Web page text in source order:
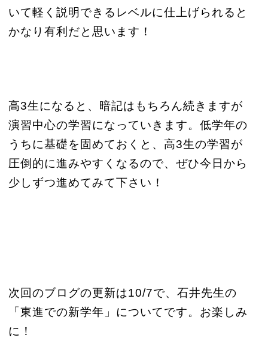
いて軽く説明できるレベルに仕上げられると
かなり有利だと思います！
高3生になると、暗記はもちろん続きますが
演習中心の学習になっていきます。低学年の
うちに基礎を固めておくと、高3生の学習が
圧倒的に進みやすくなるので、ぜひ今日から
少しずつ進めてみて下さい！
次回のブログの更新は10/7で、石井先生の
「東進での新学年」についてです。お楽しみ
に！